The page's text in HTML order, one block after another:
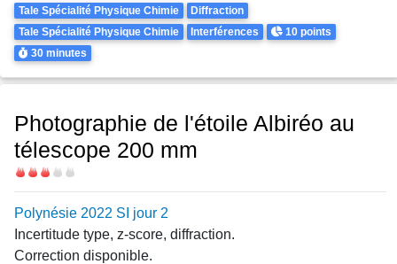
Theme
Tale Spécialité Physique Chimie
Diffraction
Tale Spécialité Physique Chimie
Interférences Points
10 points
Durée
30 minutes
Photographie de l'étoile Albiréo au
télescope 200 mm
Difficulté
Polynésie 2022 SI jour 2
Incertitude type, z-score, diffraction.
Correction disponible.